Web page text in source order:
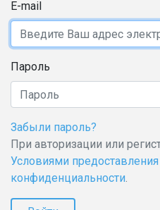
E-mail
Пароль
Забыли пароль?
При авторизации или
Условиями предоставления
конфиденциальности.